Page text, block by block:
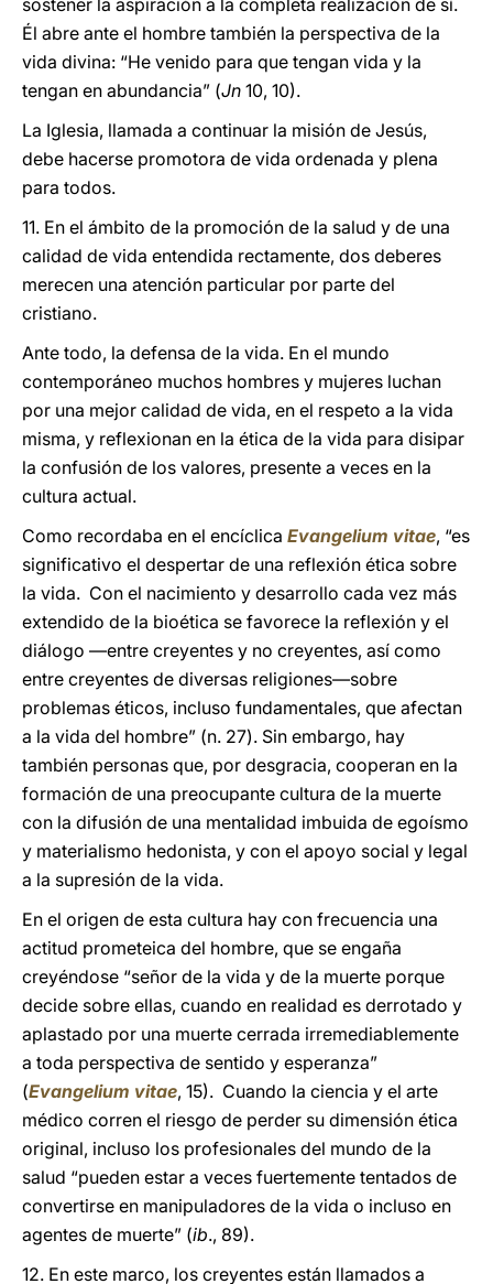
sostener la aspiración a la completa realización de sí.
Él abre ante el hombre también la perspectiva de la
vida divina: “He venido para que tengan vida y la
tengan en abundancia” (Jn 10, 10).
La Iglesia, llamada a continuar la misión de Jesús,
debe hacerse promotora de vida ordenada y plena
para todos.
11. En el ámbito de la promoción de la salud y de una
calidad de vida entendida rectamente, dos deberes
merecen una atención particular por parte del
cristiano.
Ante todo, la defensa de la vida. En el mundo
contemporáneo muchos hombres y mujeres luchan
por una mejor calidad de vida, en el respeto a la vida
misma, y reflexionan en la ética de la vida para disipar
la confusión de los valores, presente a veces en la
cultura actual.
Como recordaba en el encíclica Evangelium vitae, “es
significativo el despertar de una reflexión ética sobre
la vida. Con el nacimiento y desarrollo cada vez más
extendido de la bioética se favorece la reflexión y el
diálogo —entre creyentes y no creyentes, así como
entre creyentes de diversas religiones—sobre
problemas éticos, incluso fundamentales, que afectan
a la vida del hombre” (n. 27). Sin embargo, hay
también personas que, por desgracia, cooperan en la
formación de una preocupante cultura de la muerte
con la difusión de una mentalidad imbuida de egoísmo
y materialismo hedonista, y con el apoyo social y legal
a la supresión de la vida.
En el origen de esta cultura hay con frecuencia una
actitud prometeica del hombre, que se engaña
creyéndose “señor de la vida y de la muerte porque
decide sobre ellas, cuando en realidad es derrotado y
aplastado por una muerte cerrada irremediablemente
a toda perspectiva de sentido y esperanza”
(Evangelium vitae, 15). Cuando la ciencia y el arte
médico corren el riesgo de perder su dimensión ética
original, incluso los profesionales del mundo de la
salud “pueden estar a veces fuertemente tentados de
convertirse en manipuladores de la vida o incluso en
agentes de muerte” (ib., 89).
12. En este marco, los creyentes están llamados a